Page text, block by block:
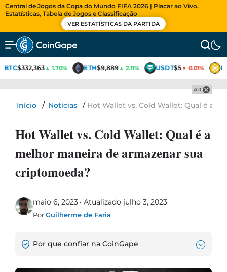
Central de Jogos da Copa do Mundo FIFA 2026 | Placar ao Vivo,
Estatísticas, Tabela de Jogos e Classificação
VER ESTATÍSTICAS DA PARTIDA
BTC$332,363▲ 1.70% ETH$9,889▲ 2.11% USDT$5▼ 0.01%
AD
Início / Notícias / Hot Wallet vs. Cold Wallet: Qual é a
Hot Wallet vs. Cold Wallet: Qual é a
melhor maneira de armazenar sua
criptomoeda?
maio 6, 2023 Atualizado julho 3, 2023
PorGuilherme de Faria
Por que confiar na CoinGape